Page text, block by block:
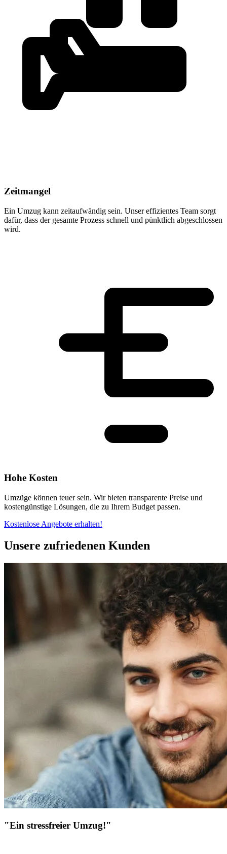
Zeitmangel
Ein Umzug kann zeitaufwändig sein. Unser effizientes Team sorgt
dafür, dass der gesamte Prozess schnell und pünktlich abgeschlossen
wird.
Hohe Kosten
Umzüge können teuer sein. Wir bieten transparente Preise und
kostengünstige Lösungen, die zu Ihrem Budget passen.
Kostenlose Angebote erhalten!
Unsere zufriedenen Kunden
"Ein stressfreier Umzug!"